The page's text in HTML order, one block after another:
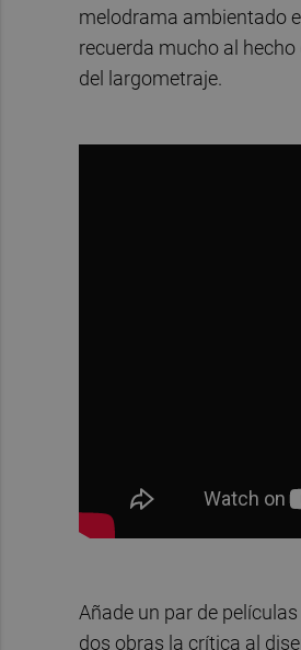
melodrama ambientado
recuerda mucho al
del largometraje.
Añade un par de
dos obras la crítica al